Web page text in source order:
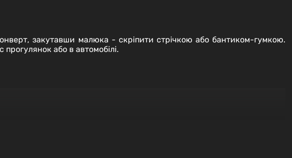
закутавши малюка - скріпити стрічкою або бантиком-гумкою.
або в автомобілі.